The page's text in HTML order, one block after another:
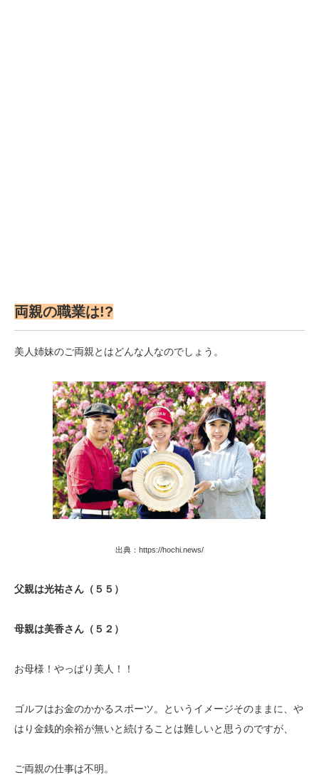
両親の職業は!?
美人姉妹のご両親とはどんな人なのでしょう。
出典：https://hochi.news/
父親は光祐さん（５５）
母親は美香さん（５２）
お母様！やっぱり美人！！
ゴルフはお金のかかるスポーツ。というイメージそのままに、や
はり金銭的余裕が無いと続けることは難しいと思うのですが、
ご両親の仕事は不明。